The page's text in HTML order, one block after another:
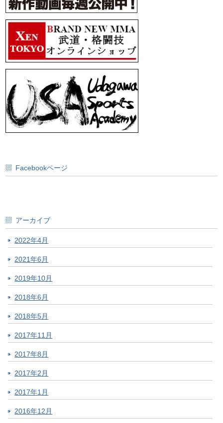
Facebookページ
アーカイブ
2022年4月
2021年6月
2019年10月
2018年6月
2018年5月
2017年11月
2017年8月
2017年2月
2017年1月
2016年12月